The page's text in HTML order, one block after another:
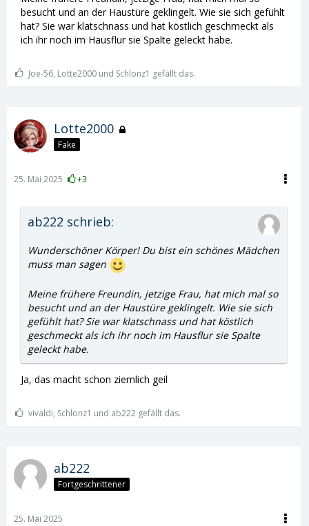
beobachten könntet?
besucht und an der Haustüre geklingelt. Wie sie sich gefühlt
hat? Sie war klatschnass und hat köstlich geschmeckt als
ich ihr noch im Hausflur sie Spalte geleckt habe.
Joe-56, Lotte2000 und Schlonz1 gefällt das.
Lotte2000
Fake
25. Mai 2025 +3
ab222 schrieb:
Wunderschöner Körper! Du bist ein schönes Mädchen
muss man sagen
Meine frühere Freundin, jetzige Frau, hat mich mal so
besucht und an der Haustüre geklingelt. Wie sie sich
gefühlt hat? Sie war klatschnass und hat köstlich
geschmeckt als ich ihr noch im Hausflur sie Spalte
geleckt habe.
Ja, das macht schon ziemlich geil
vivaldi, Schlonz1 und ab222 gefällt das.
ab222
Fortgeschrittener
25. Mai 2025